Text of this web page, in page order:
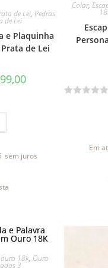
de Lei, Pedras
de Lei
e Plaquinha
de Lei
sem juros
Colar,
Em
18k, Ouro
3